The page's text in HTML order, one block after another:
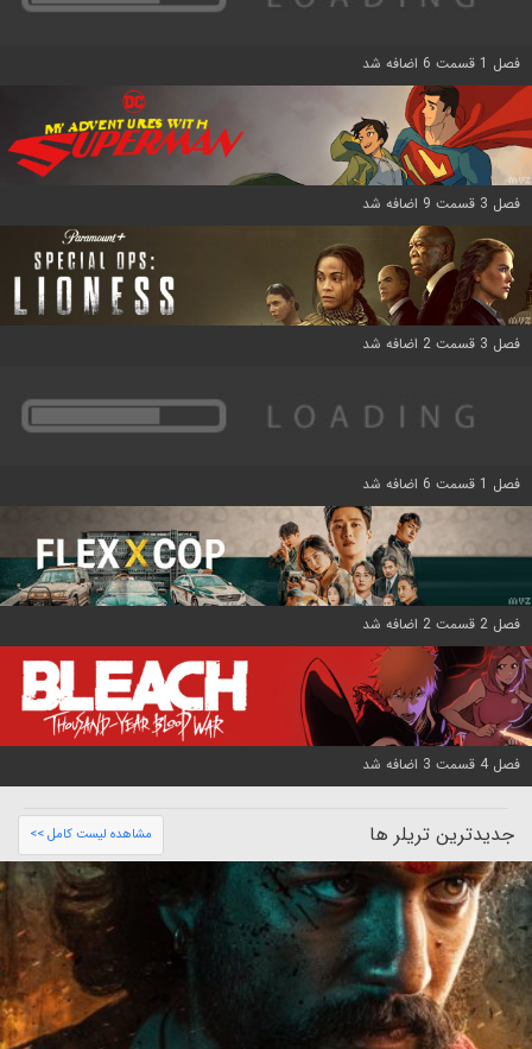
فصل 1 قسمت 6 اضافه شد
فصل 3 قسمت 9 اضافه شد
فصل 3 قسمت 2 اضافه شد
فصل 1 قسمت 6 اضافه شد
فصل 2 قسمت 2 اضافه شد
فصل 4 قسمت 3 اضافه شد
جدیدترین تریلر ها مشاهده لیست کامل >>